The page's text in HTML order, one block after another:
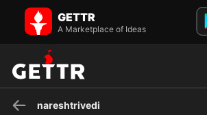
nareshtrivedi on GETTR - Profile and Posts
Visit nareshtrivedi's profile on GETTR. View
videos, and connect with them on the social
GETTR
A Marketplace of Ideas
nareshtrivedi